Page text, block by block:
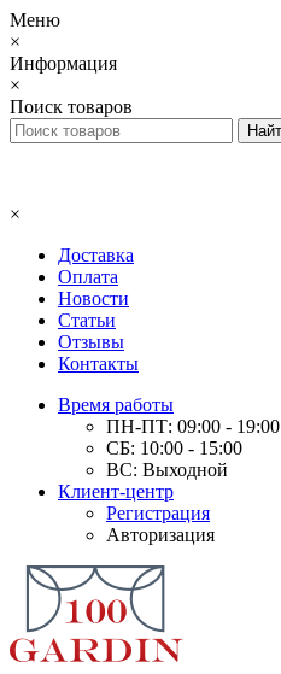
Меню
×
Информация
×
Поиск товаров
×
Доставка
Оплата
Новости
Статьи
Отзывы
Контакты
Время работы
ПН-ПТ: 09:00 - 19:00
СБ: 10:00 - 15:00
ВС: Выходной
Клиент-центр
Регистрация
Авторизация